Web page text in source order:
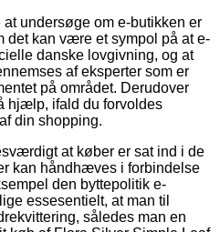
undersøge om e-butikken er
det kan være et sympol på at e-
danske lovgivning, og at
af eksperter som er
på området. Derudover
hjælp, ifald du forvoldes
din shopping.
at køber er sat ind i de
kan håndhæves i forbindelse
den byttepolitik e-
essesentielt, at man til
således man en